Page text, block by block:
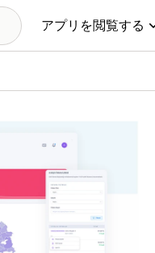
アプリを閲覧する